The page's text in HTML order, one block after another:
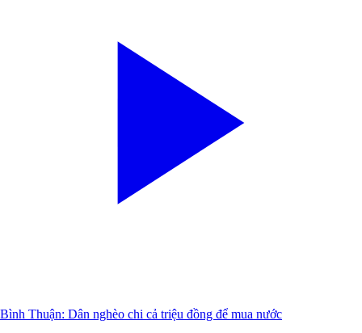
Bình Thuận: Dân nghèo chi cả triệu đồng để mua nước